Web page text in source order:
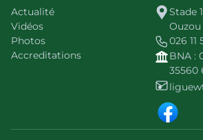
Actualité
Vidéos
Photos
Accreditations
Stade
Ouzou
026 11
BNA :
35560